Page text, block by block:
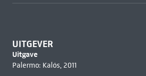
UITGEVER
Uitgave
Palermo: Kalós, 2011